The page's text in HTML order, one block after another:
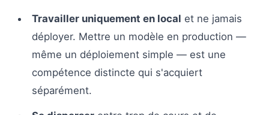
Travailler uniquement en local et ne jamais
déployer. Mettre un modèle en production —
même un déploiement simple — est une
compétence distincte qui s'acquiert
séparément.